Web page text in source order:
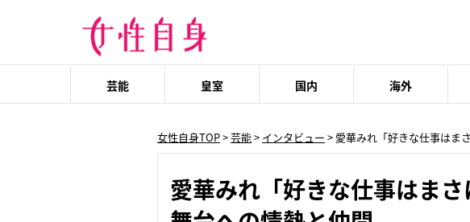
芸能 皇室 国内 海外
女性自身TOP>芸能> インタビュー > 愛華みれ「好きな仕事はま
愛華みれ「好きな仕事はま